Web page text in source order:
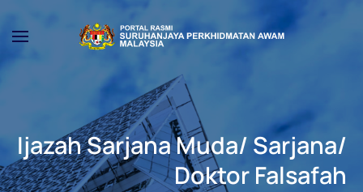
Skip to main content
Ijazah Sarjana Muda/ Sarjana/
Doktor Falsafah